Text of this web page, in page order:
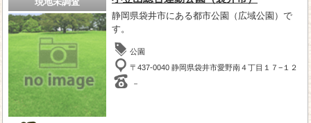
静岡県袋井市にある都市公園（広域公園）で
す。
公園
〒437-0040 静岡県袋井市愛野南４丁目１７−１２
－